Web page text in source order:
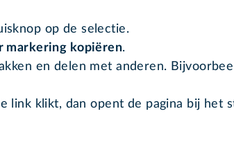
op de selectie.
markering kopiëren.
en delen met anderen.
link klikt, dan opent de pagina bij het